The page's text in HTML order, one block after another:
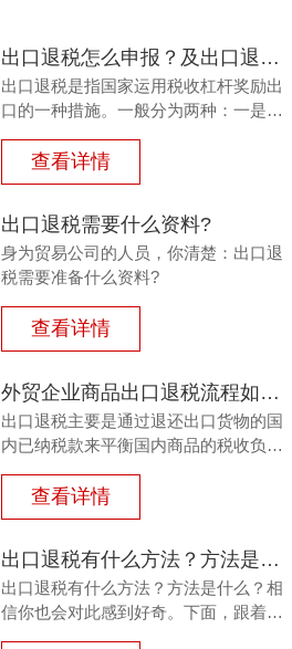
出口退税怎么申报？及出口退税怎么进行填写增值税申报表?
出口退税是指国家运用税收杠杆奖励出
口的一种措施。一般分为两种：一是退
或半成品，加工制成产品出口时，退还
其已纳的进口税。
查看详情
出口退税需要什么资料?
身为贸易公司的人员，你清楚：出口退
税需要准备什么资料?
查看详情
外贸企业商品出口退税流程如何？鸿裕以鞋业公司申请出口退税为例
出口退税主要是通过退还出口货物的国
内已纳税款来平衡国内商品的税收负
品出口退税流程如何？能退多少？广州
鸿裕财税以下用案例说明。
查看详情
出口退税有什么方法？方法是什么？
出口退税有什么方法？方法是什么？相
信你也会对此感到好奇。下面，跟着广